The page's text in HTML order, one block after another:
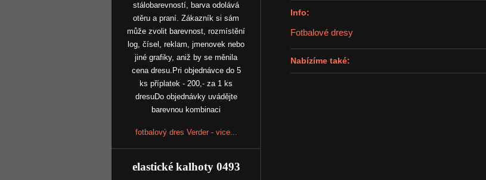
stálobarevností, barva odolává
otěru a praní. Zákazník si sám
může zvolit barevnost, rozmístění
log, čísel, reklam, jmenovek nebo
jiné grafiky, aniž by se měnila
cena dresu.Pri objednávce do 5
ks příplatek - 200,- za 1 ks
dresuDo objednávky uvádějte
barevnou kombinaci
fotbalový dres Verder - vice...
elastické kalhoty 0493
Info:
Fotbalové dresy
Nabízíme také: